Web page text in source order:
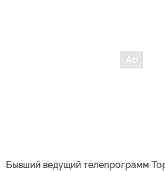
Бывший ведущий телепрограмм